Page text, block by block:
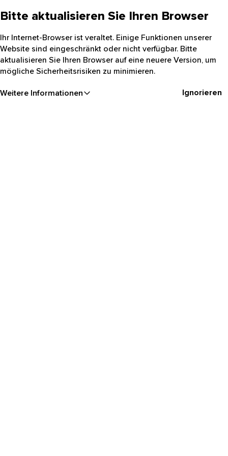
Bitte aktualisieren Sie Ihren Browser
Ihr Internet-Browser ist veraltet. Einige Funktionen unserer
Website sind eingeschränkt oder nicht verfügbar. Bitte
aktualisieren Sie Ihren Browser auf eine neuere Version, um
mögliche Sicherheitsrisiken zu minimieren.
Weitere Informationen Ignorieren